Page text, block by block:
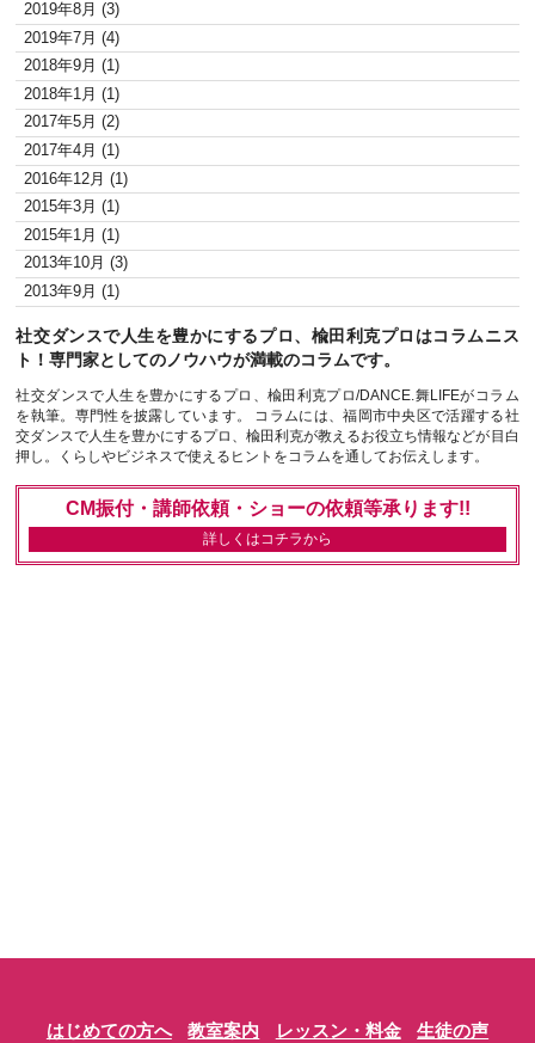
2019年8月 (3)
2019年7月 (4)
2018年9月 (1)
2018年1月 (1)
2017年5月 (2)
2017年4月 (1)
2016年12月 (1)
2015年3月 (1)
2015年1月 (1)
2013年10月 (3)
2013年9月 (1)
社交ダンスで人生を豊かにするプロ、楡田利克プロはコラムニス
ト！専門家としてのノウハウが満載のコラムです。
社交ダンスで人生を豊かにするプロ、楡田利克プロ/DANCE.舞LIFEがコラム
を執筆。専門性を披露しています。 コラムには、福岡市中央区で活躍する社
交ダンスで人生を豊かにするプロ、楡田利克が教えるお役立ち情報などが目白
押し。くらしやビジネスで使えるヒントをコラムを通してお伝えします。
CM振付・講師依頼・ショーの依頼等承ります!!
詳しくはコチラから
はじめての方へ 教室案内 レッスン・料金
生徒の声